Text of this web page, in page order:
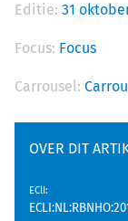
Editie: 31
Focus: Focus
Carrousel:
OVER DIT
EClI: